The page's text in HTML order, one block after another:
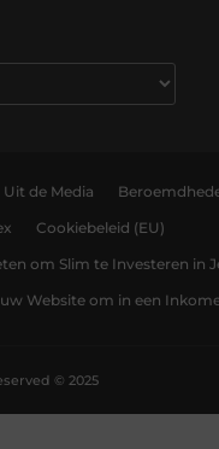
Uit de Media
Cookiebeleid (EU)
om Slim te Investeren in
Website om in een
© 2025